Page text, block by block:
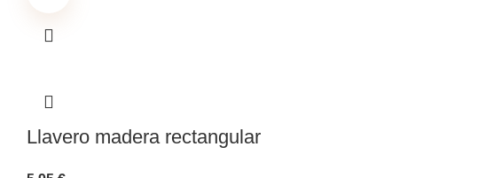
Llavero madera rectangular